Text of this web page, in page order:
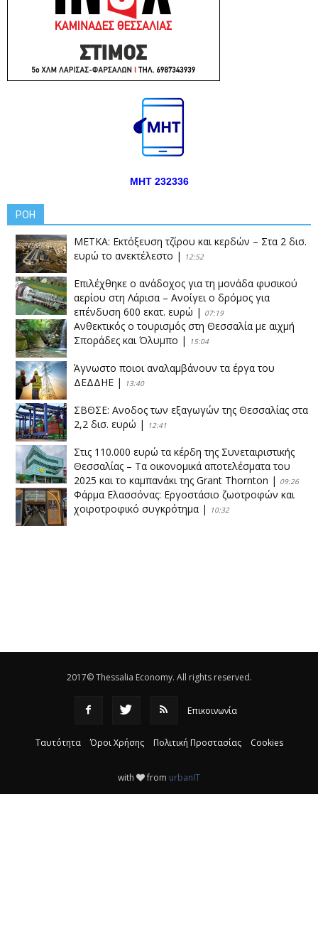
ΜΗΤ 232336
ΡΟΗ
ΜΕΤΚΑ: Εκτόξευση τζίρου και κερδών – Στα 2 δισ.
ευρώ το ανεκτέλεστο | 12:52
Επιλέχθηκε ο ανάδοχος για τη μονάδα φυσικού
αερίου στη Λάρισα – Ανοίγει ο δρόμος για
επένδυση 600 εκατ. ευρώ | 07:19
Ανθεκτικός ο τουρισμός στη Θεσσαλία με αιχμή
Σποράδες και Όλυμπο | 15:04
Άγνωστο ποιοι αναλαμβάνουν τα έργα του
ΔΕΔΔΗΕ | 13:40
ΣΒΘΣΕ: Aνοδος των εξαγωγών της Θεσσαλίας στα
2,2 δισ. ευρώ | 12:41
Στις 110.000 ευρώ τα κέρδη της Συνεταιριστικής
Θεσσαλίας – Τα οικονομικά αποτελέσματα του
2025 και το καμπανάκι της Grant Thornton | 09:26
Φάρμα Ελασσόνας: Εργοστάσιο ζωοτροφών και
χοιροτροφικό συγκρότημα | 10:32
2017© Thessalia Economy. All rights reserved.
Επικοινωνία
Ταυτότητα Όροι Χρήσης Πολιτική Προστασίας Cookies
with from urbanIT